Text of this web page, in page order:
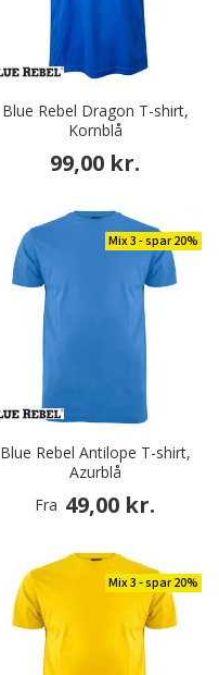
Blue Rebel Dragon T-shirt,
Kornblå
99,00 kr.
Mix 3 - spar 20%
Blue Rebel Antilope T-shirt,
Azurblå
Fra 49,00 kr.
Mix 3 - spar 20%